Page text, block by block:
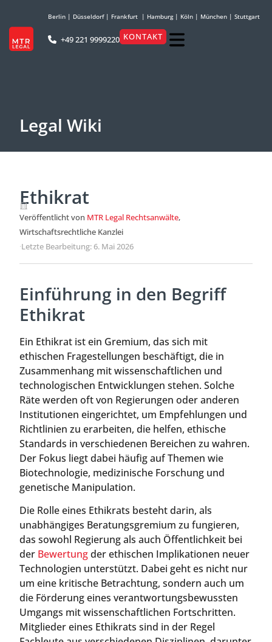
Berlin | Düsseldorf| Frankfurt | Hamburg| Köln | München | Stuttgart
+49 221 9999220 KONTAKT
Legal Wiki
Ethikrat
Veröffentlicht von MTR Legal Rechtsanwälte,
Wirtschaftsrechtliche Kanzlei
·Letzte Bearbeitung: 6. Mai 2026
Einführung in den Begriff
Ethikrat
Ein Ethikrat ist ein Gremium, das sich mit
ethischen Fragestellungen beschäftigt, die in
Zusammenhang mit wissenschaftlichen und
technologischen Entwicklungen stehen. Solche
Räte werden oft von Regierungen oder anderen
Institutionen eingerichtet, um Empfehlungen und
Richtlinien zu erarbeiten, die helfen, ethische
Standards in verschiedenen Bereichen zu wahren.
Der Fokus liegt dabei häufig auf Themen wie
Biotechnologie, medizinische Forschung und
genetische Manipulation.
Die Rolle eines Ethikrats besteht darin, als
unabhängiges Beratungsgremium zu fungieren,
das sowohl Regierung als auch Öffentlichkeit bei
der Bewertungder ethischen Implikationen neuer
Technologien unterstützt. Dabei geht es nicht nur
um eine kritische Betrachtung, sondern auch um
die Förderung eines verantwortungsbewussten
Umgangs mit wissenschaftlichen Fortschritten.
Mitglieder eines Ethikrats sind in der Regel